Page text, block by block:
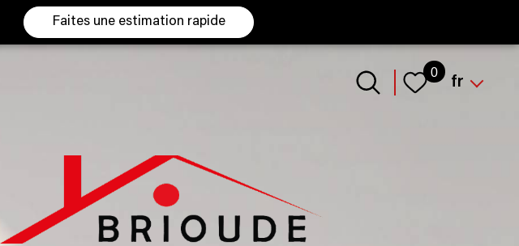
Faites une estimation rapide
0 Langue
fr